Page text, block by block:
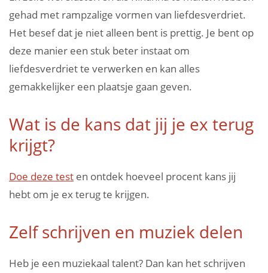
gehad met rampzalige vormen van liefdesverdriet.
Het besef dat je niet alleen bent is prettig. Je bent op
deze manier een stuk beter instaat om
liefdesverdriet te verwerken en kan alles
gemakkelijker een plaatsje gaan geven.
Wat is de kans dat jij je ex terug
krijgt?
Doe deze test en ontdek hoeveel procent kans jij
hebt om je ex terug te krijgen.
Zelf schrijven en muziek delen
Heb je een muziekaal talent? Dan kan het schrijven